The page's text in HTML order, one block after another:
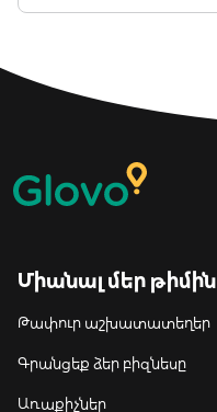
Միանալ մեր թիմին
Թափուր աշխատատեղեր
Գրանցեք ձեր բիզնեսը
Առաքիչներ